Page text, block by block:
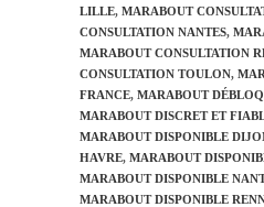
LILLE, MARABOUT
CONSULTATION NANTES,
MARABOUT CONSULTATION
CONSULTATION TOULON,
FRANCE, MARABOUT
MARABOUT DISCRET ET
MARABOUT DISPONIBLE
HAVRE, MARABOUT
MARABOUT DISPONIBLE
MARABOUT DISPONIBLE